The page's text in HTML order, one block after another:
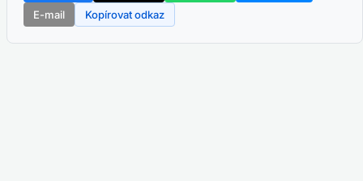
E-mail
Kopírovat odkaz